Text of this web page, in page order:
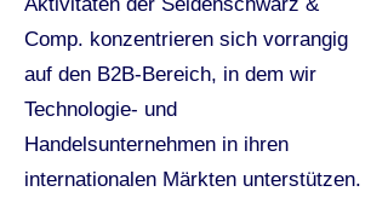
Comp. konzentrieren sich vorrangig
auf den B2B-Bereich, in dem wir
Technologie- und
Handelsunternehmen in ihren
internationalen Märkten unterstützen.